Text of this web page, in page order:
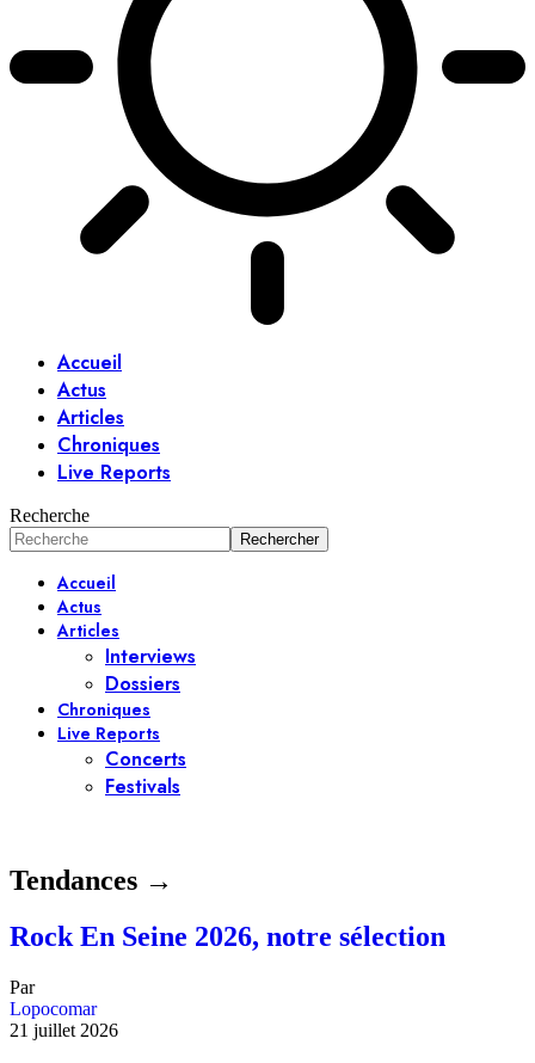
Accueil
Actus
Articles
Chroniques
Live Reports
Recherche
Accueil
Actus
Articles
Interviews
Dossiers
Chroniques
Live Reports
Concerts
Festivals
Tendances →
Rock En Seine 2026, notre sélection
Par
Lopocomar
21 juillet 2026